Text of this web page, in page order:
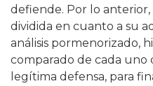
defiende. Por lo
dividida en cuanto a su
análisis pormenorizado,
comparado de cada uno
legítima defensa, para